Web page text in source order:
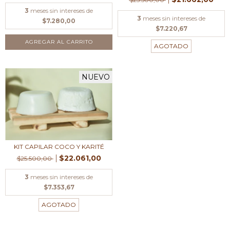
3 meses sin intereses de
$7.280,00
AGREGAR AL CARRITO
3 meses sin intereses de
$7.220,67
AGOTADO
NUEVO
KIT CAPILAR COCO Y KARITÉ
$25.500,00
$22.061,00
3 meses sin intereses de
$7.353,67
AGOTADO